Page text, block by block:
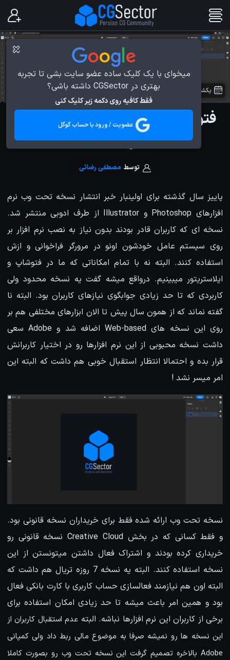
میخوای با یک کلیک ساده عضو سایت بشی تا تجربه
بهتری در CGSector داشته باشی؟
فقط کافیه روی دکمه زیر کلیک کنی
عضویت / ورود با حساب گوگل
یکشنبه 29 خرداد 1401 در اخبار دنیای CG
فتوشاپ Web-based رایگان عرضه
خواهد شد
توسط مصطفی رضائی
پاییز سال گذشته برای اولینبار خبر انتشار نسخه تحت وب نرم
افزارهای Photoshop و Illustrator از طرف ادوبی منتشر شد.
نسخه ای که کاربران قادر بودند بدون نیاز به نصب نرم افزار بر
روی سیستم عامل خودشون اونو در مرورگر فراخوانی و ازش
استفاده کنند. البته نه با تمام امکاناتی که ما در فتوشاپ و
ایلاستریتور میبینیم. درواقع میشه گفت یه نسخه محدود ولی
کاربردی که تا حد زیادی جوابگوی نیازهای کاربران بود. البته نا
گفته نماند که از همون سال پیش تا الان ابزارهای مختلفی هم بر
روی این نسخه های Web-based اضافه شد و Adobe سعی
داشت نسخه محبوبی از این نرم افزارها رو در اختیار کاربرانش
قرار بده و احتمالا انتظار استقبال خوبی هم داشت که البته این
امر میسر نشد !
نسخه تحت وب ارائه شده فقط برای خریداران نسخه قانونی بود.
و فقط کسانی که در بخش Creative Cloud نسخه قانونی رو
خریداری کرده بودند و اشتراک فعال داشتن میتونستن از این
نسخه استفاده کنند. البته یه نسخه 7 روزه تریال هم داشت که
البته اون هم نیازمند فعالسازی حساب کاربری با کارت بانکی فعال
بود و همین امر باعث میشه تا حد زیادی امکان استفاده برای
برخی از کاربران این نرم افزارها نباشه. البته عدم استقبال کاربران از
این نسخه ها رو نمیشه صرفا به موضوع مالی ربط داد ولی کمپانی
Adobe بالاخره تصمیم گرفت این نسخه تحت وب رو بصورت کاملا